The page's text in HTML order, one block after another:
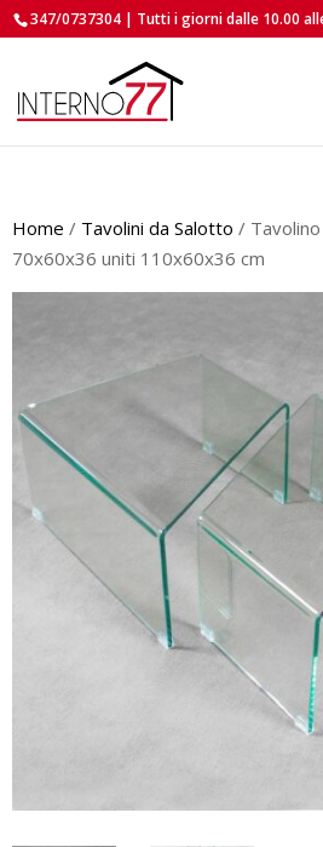
347/0737304 | Tutti i giorni dalle 10.00
Home / Tavolini da Salotto /
70x60x36 uniti 110x60x36 cm